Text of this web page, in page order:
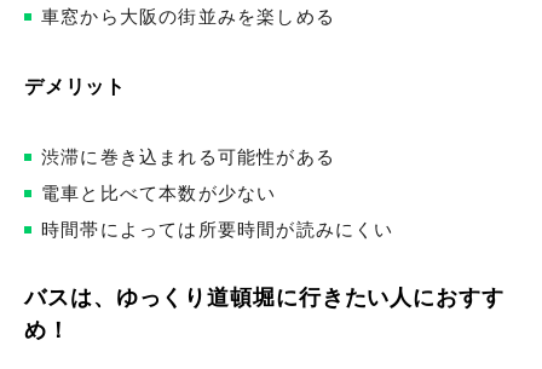
車窓から大阪の街並みを楽しめる
デメリット
渋滞に巻き込まれる可能性がある
電車と比べて本数が少ない
時間帯によっては所要時間が読みにくい
バスは、ゆっくり道頓堀に行きたい人におすす
め！